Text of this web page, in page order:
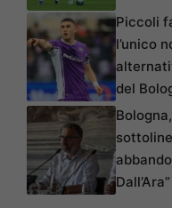
Piccoli
l’unico
del
Dall’Ara”